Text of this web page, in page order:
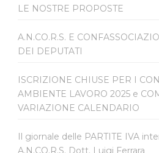
LE NOSTRE PROPOSTE
A.N.CO.R.S. E
DEI DEPUTATI
ISCRIZIONE CHIUSE PER I
AMBIENTE LAVORO 2025 e
VARIAZIONE CALENDARIO
Il giornale delle PARTITE IVA
A.N.CO.R.S. Dott. Luigi Ferrara